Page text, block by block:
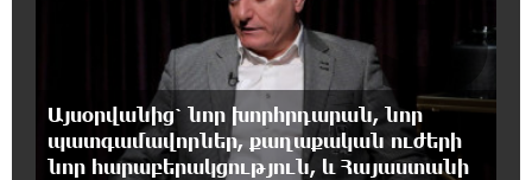
18:08:44 7-08-2026
Դանակահարություն՝ Մասիսի
գազալցակայաններից մեկի մոտ.
կասկածյալը ձերբակալվել է
Այսօրվանից՝ նոր խորհրդարան, նոր
պատգամավորներ, քաղաքական ուժերի
նոր հարաբերակցություն, և Հայաստանի